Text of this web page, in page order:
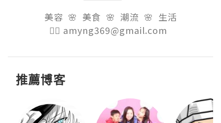
美容  🌸  美食  🌸  潮流  🌸  生活
👉🏻 amyng369@gmail.com
推薦博客